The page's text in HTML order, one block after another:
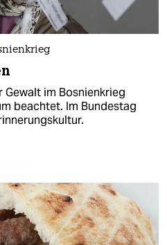
im Bosnienkrieg
beachtet. Im Bundestag